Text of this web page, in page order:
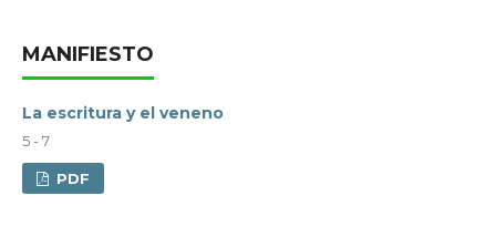
MANIFIESTO
La escritura y el veneno
5 - 7
PDF